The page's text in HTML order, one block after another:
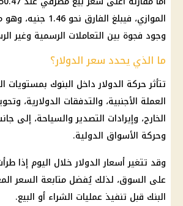
الموازي، فيبلغ
وجود فجوة بين التعاملات الرسمية وغير
ما الذي يحدد سعر الدولار؟
تتأثر حركة الدولارداخل البنوك بمستويات
العملة الأجنبية، والتدفقات الدولارية،
الخارج، وإيرادات التصدير والسياحة، إلى
وحركة الأسواق الدولية.
وقد تتغير أسعارالدولارخلال اليوم إذا
على السوق، لذلك يُفضل متابعة السعر
البنك قبل تنفيذ عمليات الشراء أو البيع.